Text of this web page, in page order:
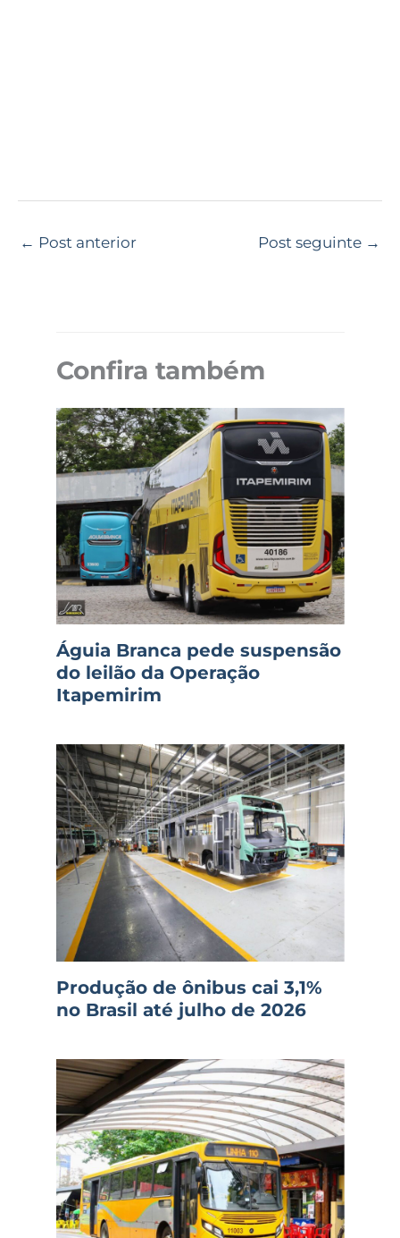
← Post anterior Post seguinte →
Confira também
Águia Branca pede suspensão
do leilão da Operação
Itapemirim
Produção de ônibus cai 3,1%
no Brasil até julho de 2026